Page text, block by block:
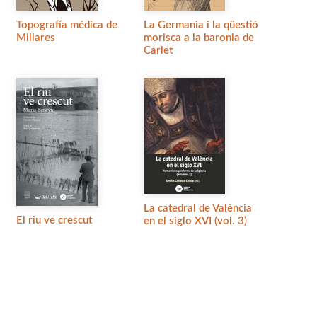
Topografía médica de
Millares
La Germania i la qüestió
morisca a la baronia de
Carlet
El riu ve crescut
La catedral de València
en el siglo XVI (vol. 3)